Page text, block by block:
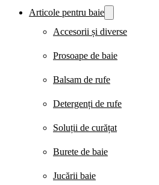
Articole pentru baie
Accesorii și diverse
Prosoape de baie
Balsam de rufe
Detergenți de rufe
Soluții de curățat
Burete de baie
Jucării baie